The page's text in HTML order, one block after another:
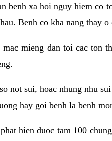
benh xa hoi nguy hiem co
Benh co kha nang thay
mieng dan toi cac ton
not sui, hoac nhung nhu
hay goi benh la benh
hien duoc tam 100